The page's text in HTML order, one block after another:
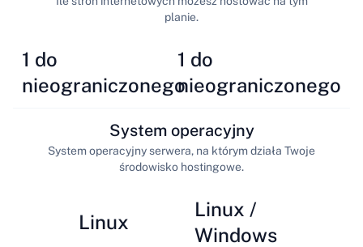
1 do
nieograniczonego
planie.
1 do
nieograniczonego
Linux
System operacyjny
System operacyjny serwera, na którym działa Twoje
środowisko hostingowe.
Linux /
Windows